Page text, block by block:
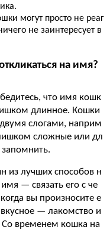
могут просто не реаг
не заинтересует в
на имя?
что имя кошк
длинное. Кошки
слогами, наприм
сложные или дл
из лучших способов н
— связать его с че
вы произносите е
— лакомство и
временем кошка на